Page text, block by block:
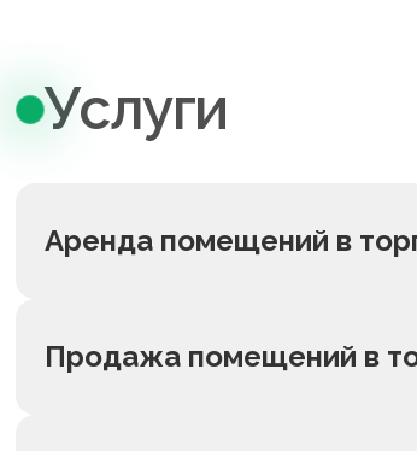
Услуги
Аренда помещений в
Продажа помещений в